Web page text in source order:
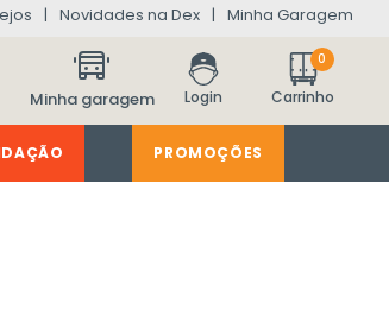
Novidades na Dex Minha Garagem
Minha garagem
0
PROMOÇÕES